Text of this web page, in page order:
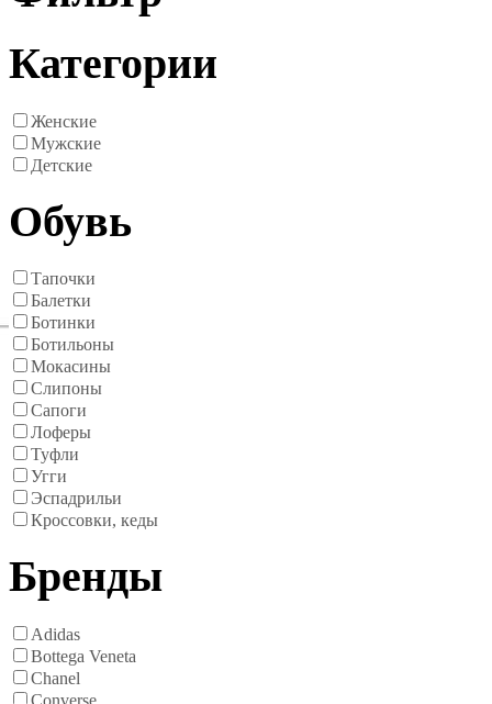
Категории
Женские
Мужские
Детские
Обувь
Тапочки
Балетки
Ботинки
Ботильоны
Мокасины
Слипоны
Сапоги
Лоферы
Туфли
Угги
Эспадрильи
Кроссовки, кеды
Бренды
Adidas
Bottega Veneta
Chanel
Converse